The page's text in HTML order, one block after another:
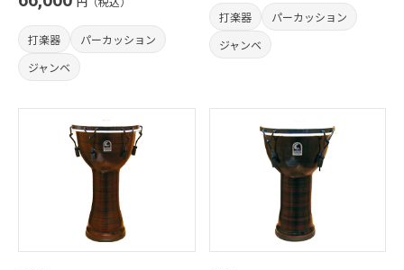
打楽器
パーカッション
ジャンベ
打楽器
パーカッション
ジャンベ